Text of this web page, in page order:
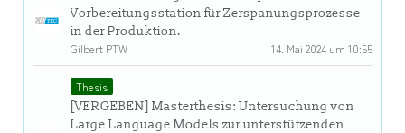
Vorbereitungsstation für Zerspanungsprozesse
in der Produktion.
Gilbert PTW
14. Mai 2024 um 10:55
Thesis
[VERGEBEN] Masterthesis: Untersuchung von
Large Language Models zur unterstützenden